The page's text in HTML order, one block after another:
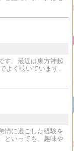
す。最近は東方神起
よく聴いています。
惰に過ごした経験を
といっても、趣味や